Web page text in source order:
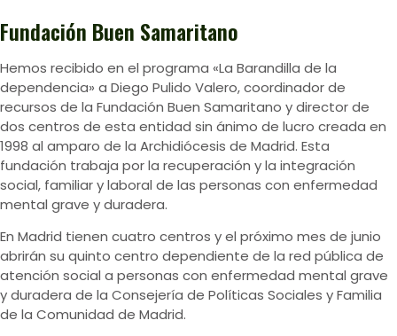
Fundación Buen Samaritano
Hemos recibido en el programa «La Barandilla de la
dependencia» a Diego Pulido Valero, coordinador de
recursos de la Fundación Buen Samaritano y director de
dos centros de esta entidad sin ánimo de lucro creada en
1998 al amparo de la Archidiócesis de Madrid. Esta
fundación trabaja por la recuperación y la integración
social, familiar y laboral de las personas con enfermedad
mental grave y duradera.
En Madrid tienen cuatro centros y el próximo mes de junio
abrirán su quinto centro dependiente de la red pública de
atención social a personas con enfermedad mental grave
y duradera de la Consejería de Políticas Sociales y Familia
de la Comunidad de Madrid.